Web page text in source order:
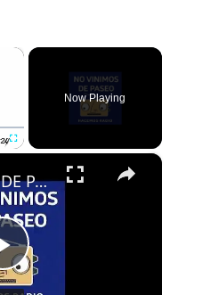
×
Now Playing
×
Play
NO VINIMOS DE PASEO - PROGRAMA 109 - 01/08/2024